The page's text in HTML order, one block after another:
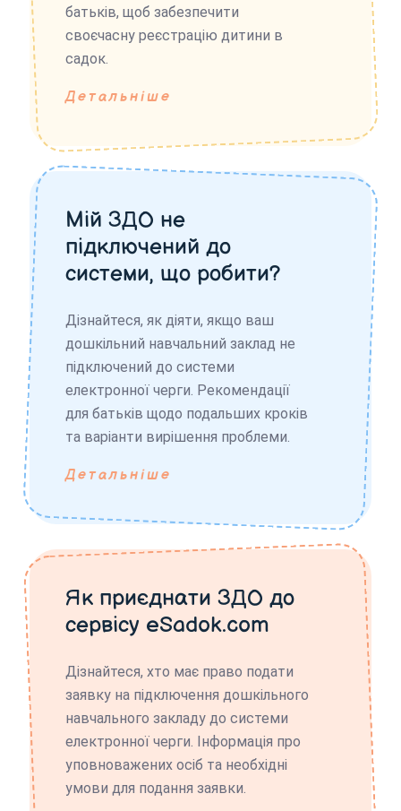
батьків, щоб забезпечити
своєчасну реєстрацію дитини в
садок.
Детальніше
Мій ЗДО не
підключений до
системи, що робити?
Дізнайтеся, як діяти, якщо ваш
дошкільний навчальний заклад не
підключений до системи
електронної черги. Рекомендації
для батьків щодо подальших кроків
та варіанти вирішення проблеми.
Детальніше
Як приєднати ЗДО до
сервісу eSadok.com
Дізнайтеся, хто має право подати
заявку на підключення дошкільного
навчального закладу до системи
електронної черги. Інформація про
уповноважених осіб та необхідні
умови для подання заявки.